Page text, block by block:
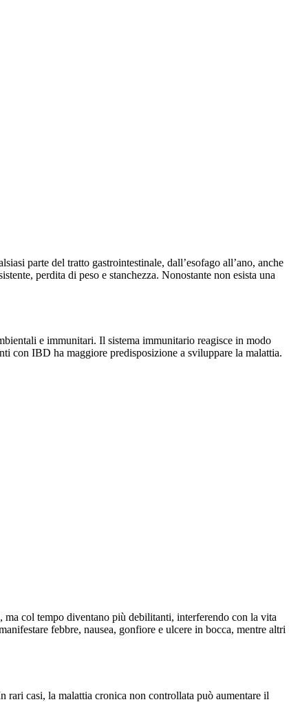
parte del tratto gastrointestinale, dall’esofago all’ano, anche
perdita di peso e stanchezza. Nonostante non esista una
e immunitari. Il sistema immunitario reagisce in modo
con IBD ha maggiore predisposizione a sviluppare la malattia.
col tempo diventano più debilitanti, interferendo con la vita
febbre, nausea, gonfiore e ulcere in bocca, mentre altri
casi, la malattia cronica non controllata può aumentare il